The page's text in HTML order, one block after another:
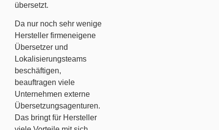
übersetzt.
Da nur noch sehr wenige
Hersteller firmeneigene
Übersetzer und
Lokalisierungsteams
beschäftigen,
beauftragen viele
Unternehmen externe
Übersetzungsagenturen.
Das bringt für Hersteller